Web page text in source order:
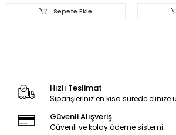
Sepete Ekle
Hızlı Teslimat
Siparişleriniz en kısa sürede elinize
Güvenli Alışveriş
Güvenli ve kolay ödeme sistemi